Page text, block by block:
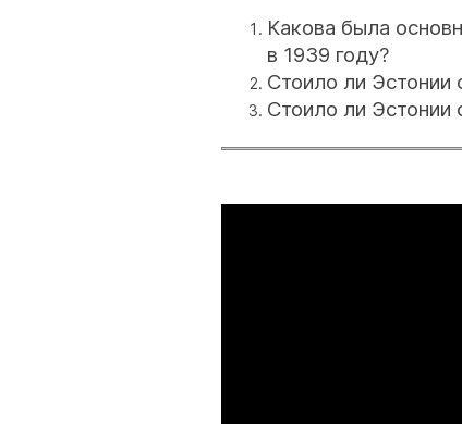
Какова была
в 1939 году?
Стоило ли Эстонии
Стоило ли Эстонии